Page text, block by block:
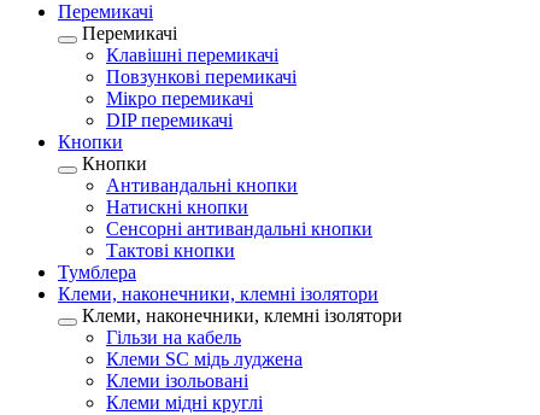
Перемикачі
Перемикачі
Клавішні перемикачі
Повзункові перемикачі
Мікро перемикачі
DIP перемикачі
Кнопки
Кнопки
Антивандальні кнопки
Натискні кнопки
Сенсорні антивандальні кнопки
Тактові кнопки
Тумблера
Клеми, наконечники, клемні ізолятори
Клеми, наконечники, клемні ізолятори
Гільзи на кабель
Клеми SC мідь луджена
Клеми ізольовані
Клеми мідні круглі